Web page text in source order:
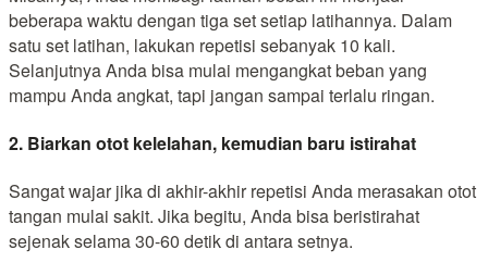
beberapa waktu dengan tiga set setiap latihannya. Dalam
satu set latihan, lakukan repetisi sebanyak 10 kali.
Selanjutnya Anda bisa mulai mengangkat beban yang
mampu Anda angkat, tapi jangan sampai terlalu ringan.
2. Biarkan otot kelelahan, kemudian baru istirahat
Sangat wajar jika di akhir-akhir repetisi Anda merasakan otot
tangan mulai sakit. Jika begitu, Anda bisa beristirahat
sejenak selama 30-60 detik di antara setnya.